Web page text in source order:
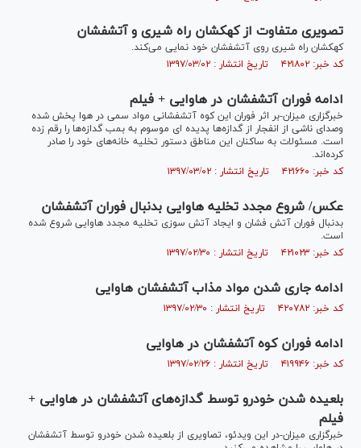
تصویری متفاوت از کهکشان راه شیری و آتشفشان
کهکشان راه شیری روی آتشفشان خود نمایی می‌کند.
کد خبر: ۴۲۱۸۰۲ تاریخ انتشار : ۱۳۹۷/۰۳/۰۲
ادامه فوران آتشفشان در هاوایی + فیلم
خبرگزاری میزان-بر اثر فوران این کوه آتشفشانی مواد سمی در هوا پخش شده
وصدای ناشی از انفجار از گدازه‌ها پدیده ای موسوم به بمب گدازه‌ها را رقم زده
است. مسئولات به ساکنان این مناطق دستور تخلیه خانه‌های خود را صادر
کرده‌اند.
کد خبر: ۴۲۱۶۶۰ تاریخ انتشار : ۱۳۹۷/۰۳/۰۲
عکس/ شروع مجدد تخلیه هاوایی بدنبال فوران آتشفشان
بدنبال فوران آتش فشان و ایجاد آتش سوزی تخلیه مجدد هاوایی شروع شده
است.
کد خبر: ۴۲۱۰۲۳ تاریخ انتشار : ۱۳۹۷/۰۲/۳۰
ادامه جاری شدن مواد مذاب آتشفشان هاوایی
کد خبر: ۴۲۰۷۸۲ تاریخ انتشار : ۱۳۹۷/۰۲/۳۰
ادامه فوران کوه آتشفشان در هاوایی
کد خبر: ۴۱۹۹۴۶ تاریخ انتشار : ۱۳۹۷/۰۲/۲۶
بلعیده شدن خودرو توسط گدازه‌های آتشفشان در هاوایی +
فیلم
خبرگزاری میزان-در این ویدئو، تصاویری از بلعیده شدن خودرو توسط آتشفشان